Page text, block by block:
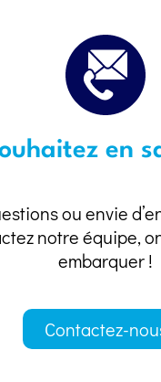
en
ou envie
notre équipe,
embarquer !
Contactez-